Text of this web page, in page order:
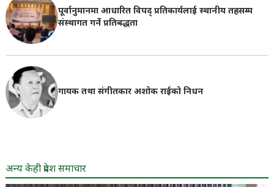
पूर्वानुमानमा आधारित विपद् प्रतिकार्यलाई स्थानीय तहसम्म
संस्थागत गर्ने प्रतिबद्धता
गायक तथा संगीतकार अशोक राईको निधन
अन्य केही प्रदेश समाचार